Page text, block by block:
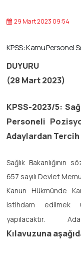
29 Mart 2023 09:54
KPSS: Kamu Personel
DUYURU
(28 Mart 2023)
KPSS-2023/5:
Personeli
Adaylardan Tercih
Sağlık Bakanlığının
657 sayılı Devlet
Kanun Hükmünde
istihdam edilmek
yapılacaktır.
Kılavuzuna